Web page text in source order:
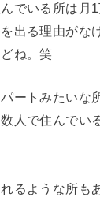
でいる所は月
出る理由がな
ね。笑
ートみたいな
人で住んでい
るような所も